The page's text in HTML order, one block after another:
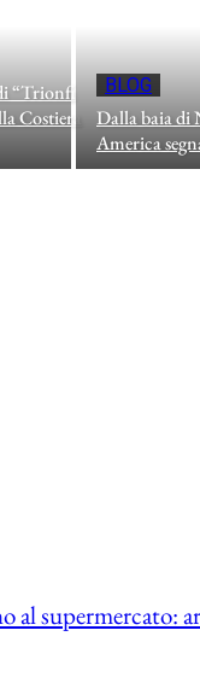
“Trionfi
Costiera
BLOG
Dalla baia di
America
al supermercato: